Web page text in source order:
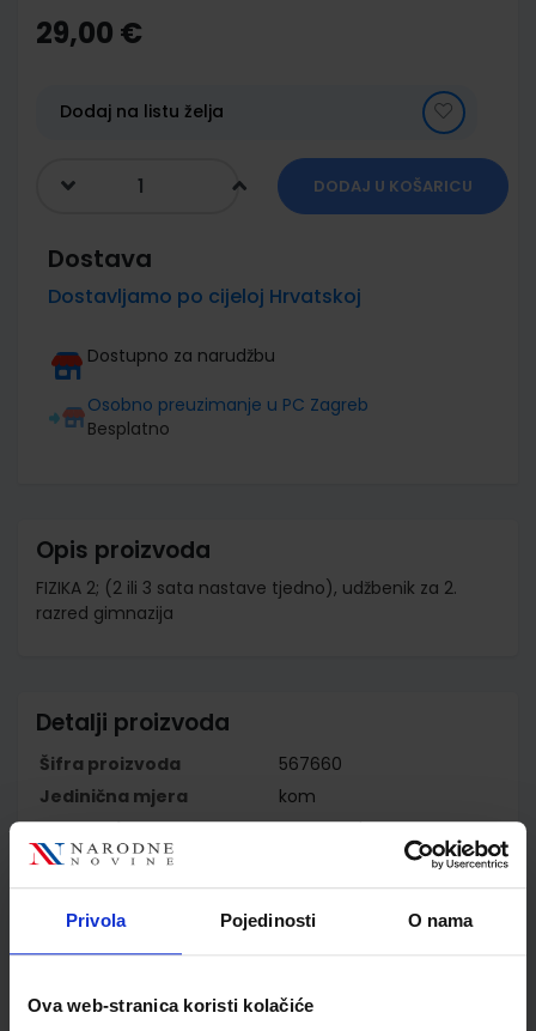
Privola Pojedinosti O nama
Ova web-stranica koristi kolačiće
the
beginning
gallery
29,00 €
Dodaj na listu želja
DODAJ U KOŠARICU
Dostava
Dostavljamo po cijeloj Hrvatskoj
Dostupno za narudžbu
Osobno preuzimanje u PC Zagreb
Besplatno
Opis proizvoda
FIZIKA 2; (2 ili 3 sata nastave tjedno), udžbenik za 2.
razred gimnazija
Detalji proizvoda
Šifra proizvoda
567660
Jedinična mjera
kom
Nakladnik
ELEMENT d.o.o.
Autor
Dubravko Horvat Dario
Hrupec
Školski razred
20 2.RAZRED SŠ
Vrsta školske knjige
Nastavni predmet
FIZIKA